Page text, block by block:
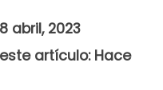
abril, 2023
artículo: Hace